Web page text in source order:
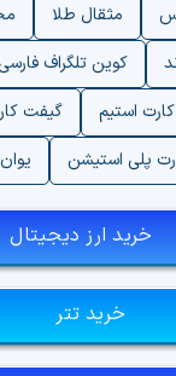
مثقال طلا
کوین تلگراف فارسی
استیم
گیفت
پلی استیشن
یوان
خرید ارز دیجیتال
خرید تتر